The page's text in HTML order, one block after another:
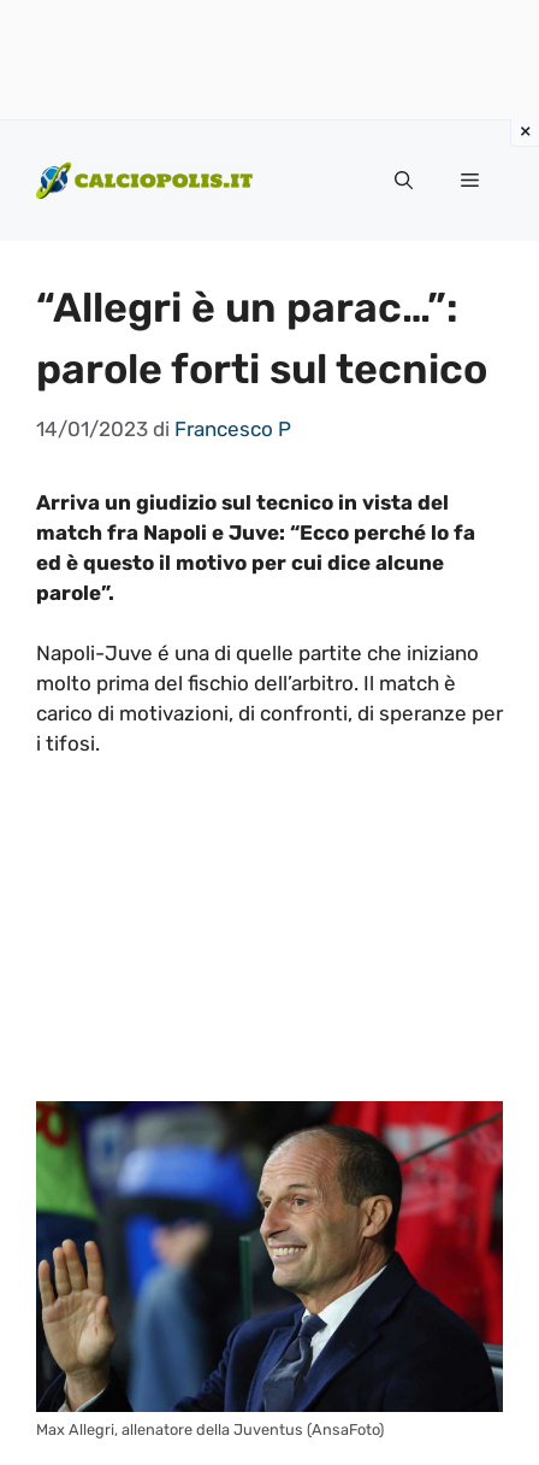
contenuto
Menu
“Allegri è un parac…”:
parole forti sul tecnico
14/01/2023 di Francesco P
Arriva un giudizio sul tecnico in vista del
match fra Napoli e Juve: “Ecco perché lo fa
ed è questo il motivo per cui dice alcune
parole”.
Napoli-Juve é una di quelle partite che iniziano
molto prima del fischio dell’arbitro. Il match è
carico di motivazioni, di confronti, di speranze per
i tifosi.
Max Allegri, allenatore della Juventus (AnsaFoto)